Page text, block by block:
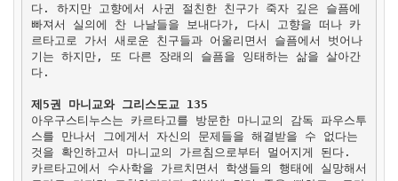
다. 하지만 고향에서 사귄 절친한 친구가 죽자 깊은 슬픔에
빠져서 실의에 찬 나날들을 보내다가, 다시 고향을 떠나 카
르타고로 가서 새로운 친구들과 어울리면서 슬픔에서 벗어나
기는 하지만, 또 다른 장래의 슬픔을 잉태하는 삶을 살아간
다.
제5권 마니교와 그리스도교 135
아우구스티누스는 카르타고를 방문한 마니교의 감독 파우스투
스를 만나서 그에게서 자신의 문제들을 해결받을 수 없다는
것을 확인하고서 마니교의 가르침으로부터 멀어지게 된다.
카르타고에서 수사학을 가르치면서 학생들의 행태에 실망해서